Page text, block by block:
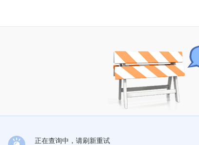
正在查询中，请刷新重试